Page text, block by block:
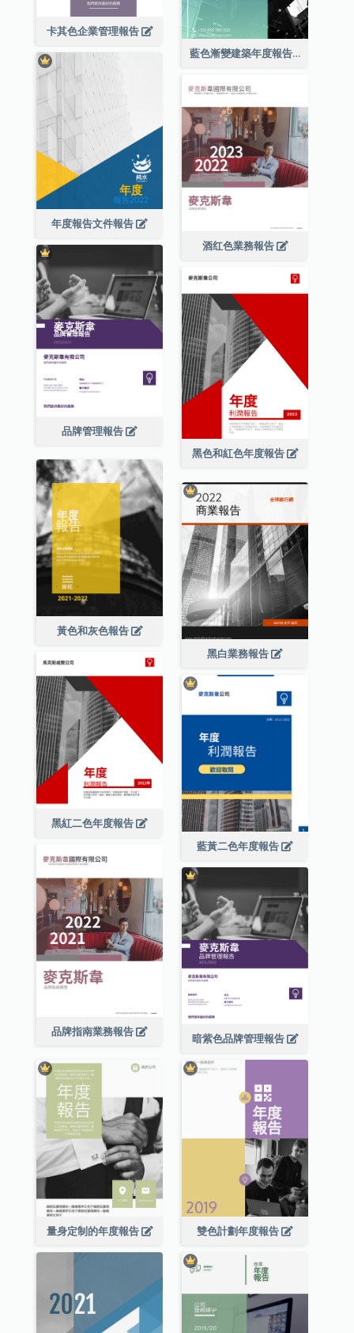
卡其色企業管理報告
藍色漸變建築年度報告
年度報告文件報告
酒红色業務報告
品牌管理報告
黑色和紅色年度報告
黃色和灰色報告
黑白業務報告
黑紅二色年度報告
藍黃二色年度報告
品牌指南業務報告
暗紫色品牌管理報告
量身定制的年度報告 雙色計劃年度報告